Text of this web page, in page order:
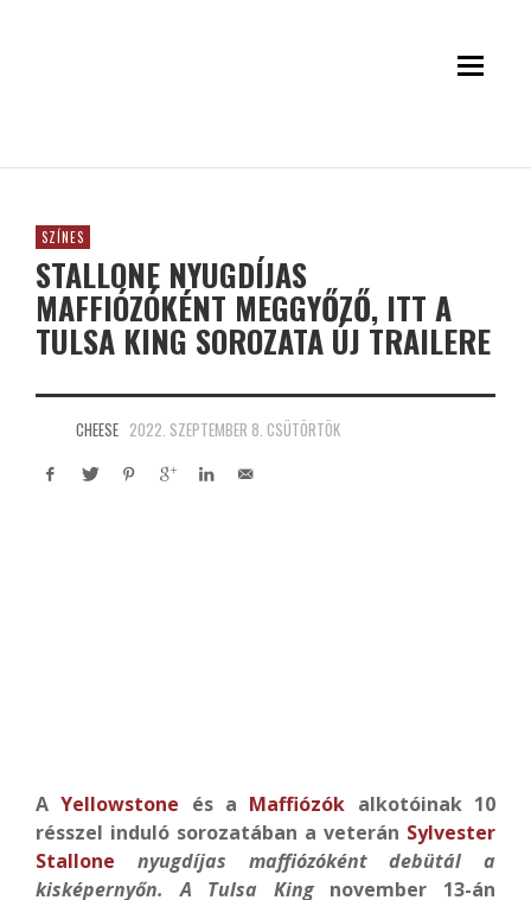
SZÍNES
STALLONE NYUGDÍJAS
MAFFIÓZÓKÉNT MEGGYŐZŐ, ITT A
TULSA KING SOROZATA ÚJ TRAILERE
CHEESE 2022. SZEPTEMBER 8. CSÜTÖRTÖK
AYellowstone és a Maffiózók alkotóinak 10
résszel induló sorozatában a veterán Sylvester
Stallone
nyugdíjas maffiózóként debütál a
kisképernyőn. A Tulsa King november 13-án